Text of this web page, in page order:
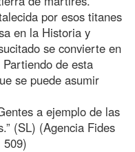
por esos titanes
en la Historia y
se convierte en
de esta
se puede asumir
a ejemplo de las
(SL) (Agencia Fides
509)